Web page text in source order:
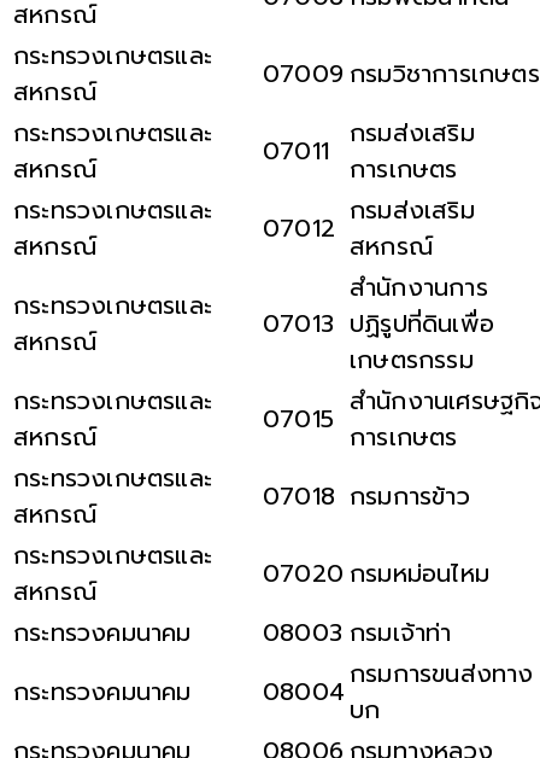
สหกรณ์
กระทรวงเกษตรและ
สหกรณ์
07009 กรมวิชาการเกษตร
กระทรวงเกษตรและ
สหกรณ์
07011
กรมส่งเสริม
การเกษตร
กระทรวงเกษตรและ
สหกรณ์
07012 กรมส่งเสริม
สหกรณ์
กระทรวงเกษตรและ
สหกรณ์
07013
สำนักงานการ
ปฏิรูปที่ดินเพื่อ
เกษตรกรรม
กระทรวงเกษตรและ
สหกรณ์
07015 สำนักงานเศรษฐกิ
การเกษตร
กระทรวงเกษตรและ
สหกรณ์
07018 กรมการข้าว
กระทรวงเกษตรและ
สหกรณ์
07020 กรมหม่อนไหม
กระทรวงคมนาคม
08003 กรมเจ้าท่า
กระทรวงคมนาคม
08004 กรมการขนส่งทาง
บก
กระทรวงคมนาคม
08006 กรมทางหลวง